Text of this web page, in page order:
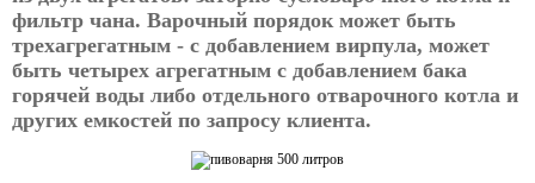
фильтр чана. Варочный порядок может быть
трехагрегатным - с добавлением вирпула, может
быть четырех агрегатным с добавлением бака
горячей воды либо отдельного отварочного котла и
других емкостей по запросу клиента.